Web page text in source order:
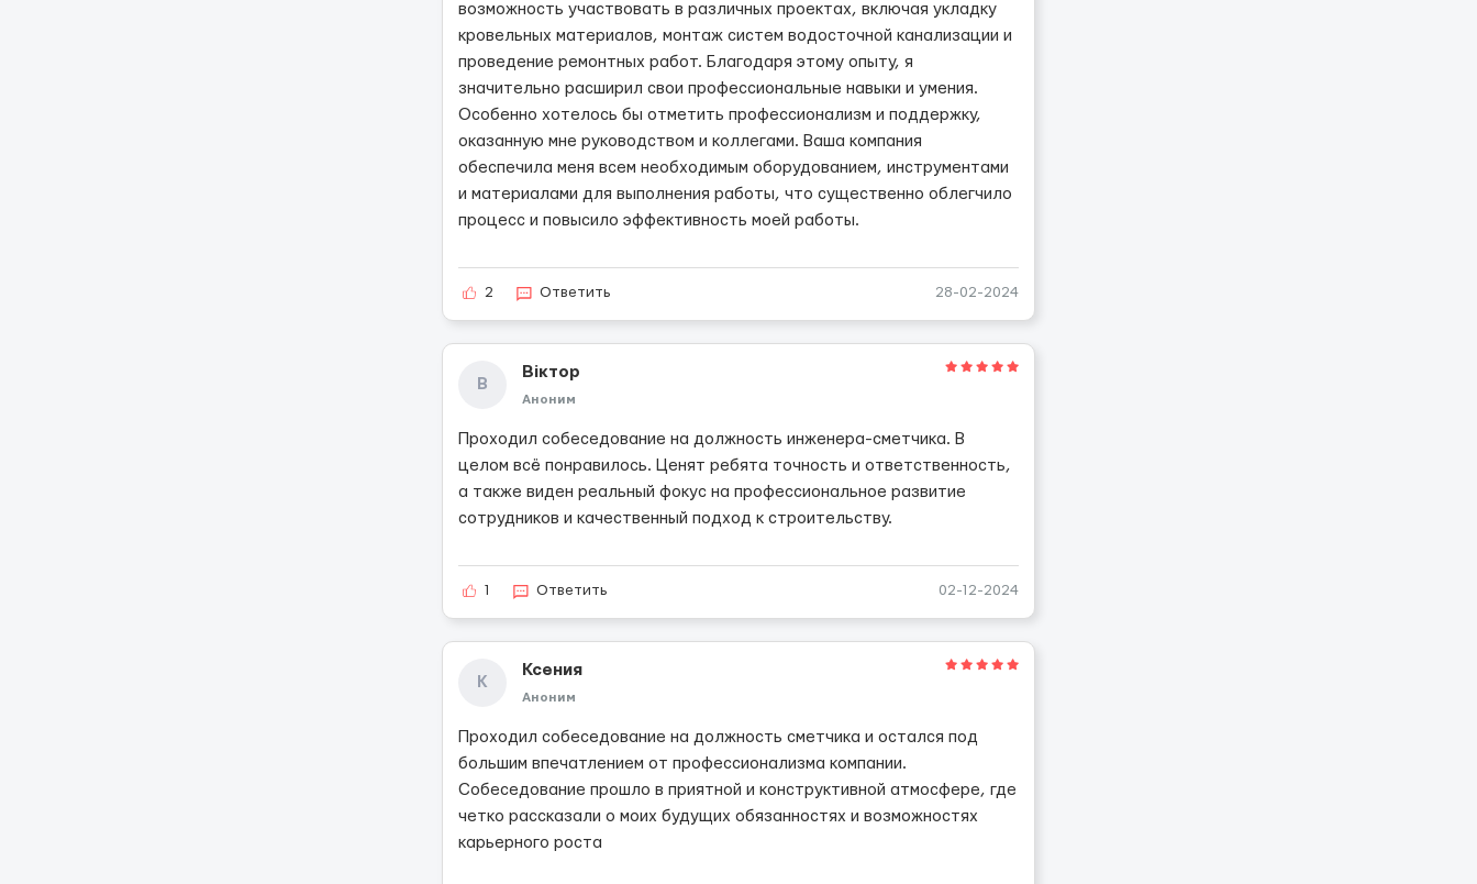
возможность участвовать в различных проектах, включая укладку
кровельных материалов, монтаж систем водосточной канализации и
проведение ремонтных работ. Благодаря этому опыту, я
значительно расширил свои профессиональные навыки и умения.
Особенно хотелось бы отметить профессионализм и поддержку,
оказанную мне руководством и коллегами. Ваша компания
обеспечила меня всем необходимым оборудованием, инструментами
и материалами для выполнения работы, что существенно облегчило
процесс и повысило эффективность моей работы.
2 Ответить 28-02-2024
В
Віктор
Аноним
Проходил собеседование на должность инженера-сметчика. В
целом всё понравилось. Ценят ребята точность и ответственность,
а также виден реальный фокус на профессиональное развитие
сотрудников и качественный подход к строительству.
1 Ответить 02-12-2024
К
Ксения
Аноним
Проходил собеседование на должность сметчика и остался под
большим впечатлением от профессионализма компании.
Собеседование прошло в приятной и конструктивной атмосфере, где
четко рассказали о моих будущих обязанностях и возможностях
карьерного роста